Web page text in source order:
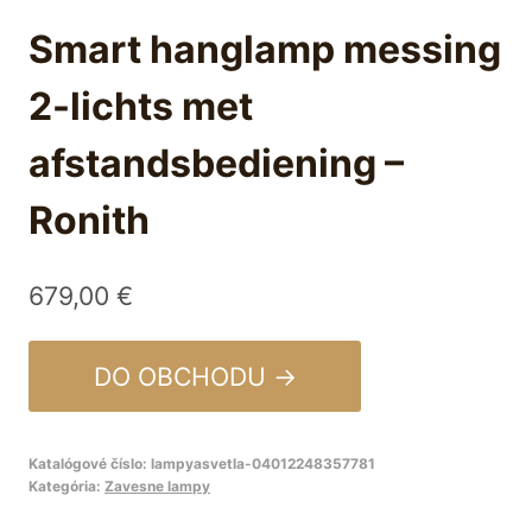
Smart hanglamp messing
2-lichts met
afstandsbediening –
Ronith
679,00 €
DO OBCHODU →
Katalógové číslo: lampyasvetla-04012248357781
Kategória: Zavesne lampy